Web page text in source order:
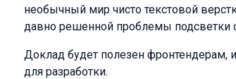
необычный мир чисто текстовой
давно решенной проблемы подсветки
Доклад будет полезен
для разработки.